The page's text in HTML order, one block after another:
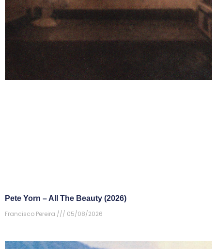
Pete Yorn – All The Beauty (2026)
Francisco Pereira
05/08/2026